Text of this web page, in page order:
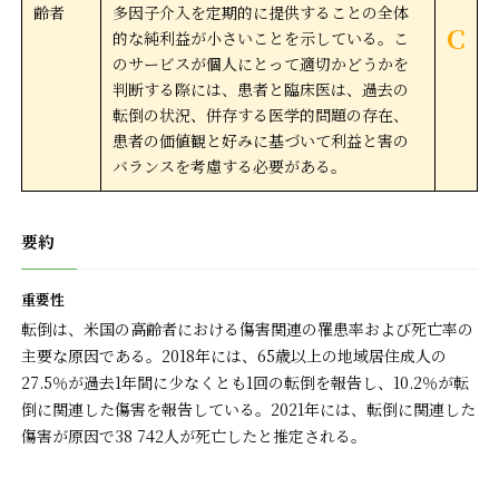
齢者
多因子介入を定期的に提供することの全体
的な純利益が小さいことを示している。こ
のサービスが個人にとって適切かどうかを
判断する際には、患者と臨床医は、過去の
転倒の状況、併存する医学的問題の存在、
患者の価値観と好みに基づいて利益と害の
バランスを考慮する必要がある。
C
要約
重要性
転倒は、米国の高齢者における傷害関連の罹患率および死亡率の
主要な原因である。2018年には、65歳以上の地域居住成人の
27.5％が過去1年間に少なくとも1回の転倒を報告し、10.2％が転
倒に関連した傷害を報告している。2021年には、転倒に関連した
傷害が原因で38 742人が死亡したと推定される。